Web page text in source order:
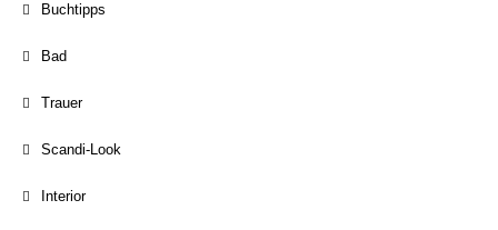
Buchtipps
Bad
Trauer
Scandi-Look
Interior